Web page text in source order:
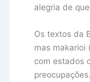
alegria de
Os textos da
mas makarioi
com estados